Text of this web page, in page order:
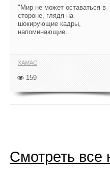
"Мир не может оставаться в
стороне, глядя на
шокирующие кадры,
напоминающие...
ХАМАС
159
Смотреть все